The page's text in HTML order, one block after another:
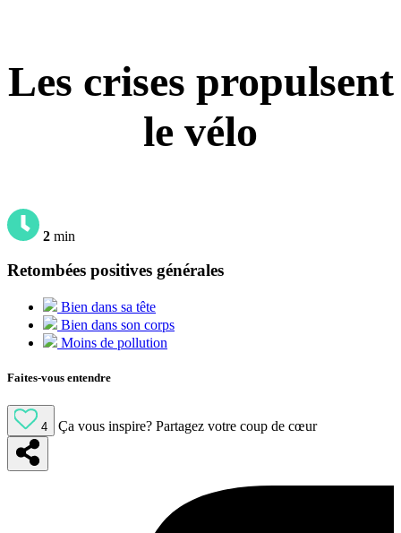
Les crises propulsent
le vélo
2 min
Retombées positives générales
Bien dans sa tête
Bien dans son corps
Moins de pollution
Faites-vous entendre
4 Ça vous inspire? Partagez votre coup de cœur